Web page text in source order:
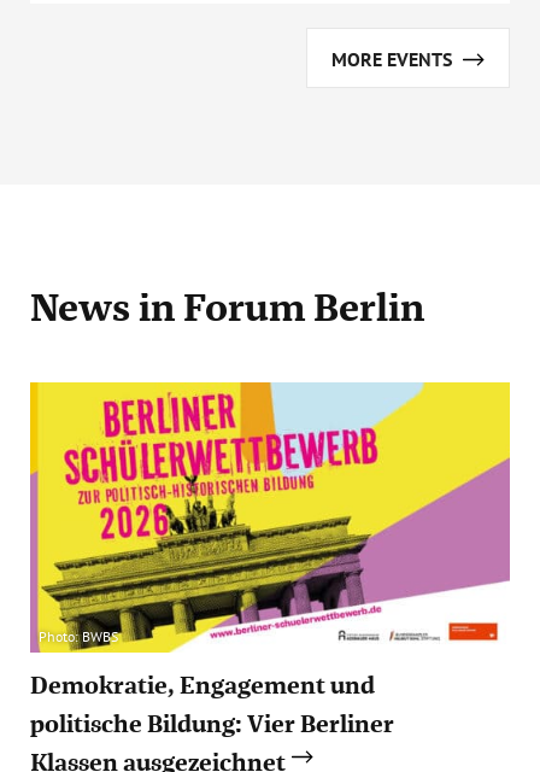
MORE EVENTS
News in Forum Berlin
Photo: BWBS
Demokratie, Engagement und
politische Bildung: Vier Berliner
Klassen ausgezeichnet